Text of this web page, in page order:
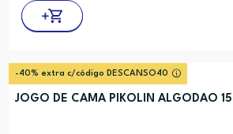
-40% extra c/código DESCANSO40
JOGO DE CAMA PIKOLIN ALGODAO